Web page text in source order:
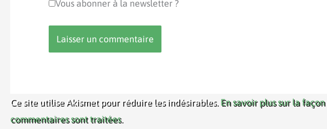
Vous abonner à la newsletter ?
Ce site utilise Akismet pour réduire les indésirables. En savoir plus sur la
commentaires sont traitées.